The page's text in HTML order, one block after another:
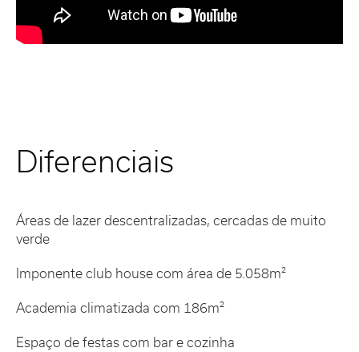
Diferenciais
Áreas de lazer descentralizadas, cercadas de muito
verde
Imponente club house com área de 5.058m²
Academia climatizada com 186m²
Espaço de festas com bar e cozinha